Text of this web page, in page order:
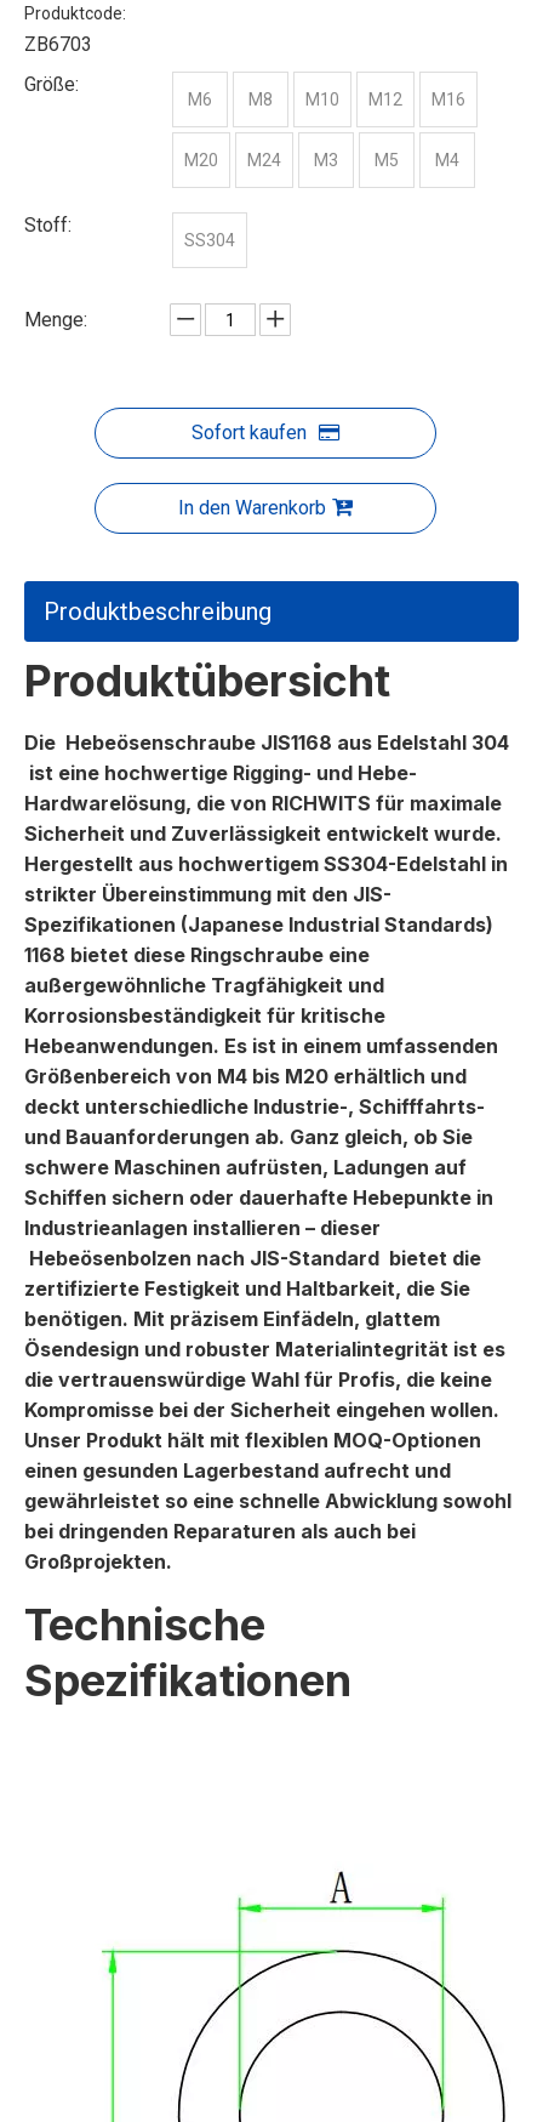
Produktcode:
ZB6703
Größe:
M6 M8 M10 M12 M16
M20 M24 M3 M5 M4
Stoff:
SS304
Menge:
Sofort kaufen
In den Warenkorb
Produktbeschreibung
Produktübersicht
Die Hebeösenschraube JIS1168 aus Edelstahl 304
ist eine hochwertige Rigging- und Hebe-
Hardwarelösung, die von RICHWITS für maximale
Sicherheit und Zuverlässigkeit entwickelt wurde.
Hergestellt aus hochwertigem SS304-Edelstahl in
strikter Übereinstimmung mit den JIS-
Spezifikationen (Japanese Industrial Standards)
1168 bietet diese Ringschraube eine
außergewöhnliche Tragfähigkeit und
Korrosionsbeständigkeit für kritische
Hebeanwendungen. Es ist in einem umfassenden
Größenbereich von M4 bis M20 erhältlich und
deckt unterschiedliche Industrie-, Schifffahrts-
und Bauanforderungen ab. Ganz gleich, ob Sie
schwere Maschinen aufrüsten, Ladungen auf
Schiffen sichern oder dauerhafte Hebepunkte in
Industrieanlagen installieren – dieser
Hebeösenbolzen nach JIS-Standard bietet die
zertifizierte Festigkeit und Haltbarkeit, die Sie
benötigen. Mit präzisem Einfädeln, glattem
Ösendesign und robuster Materialintegrität ist es
die vertrauenswürdige Wahl für Profis, die keine
Kompromisse bei der Sicherheit eingehen wollen.
Unser Produkt hält mit flexiblen MOQ-Optionen
einen gesunden Lagerbestand aufrecht und
gewährleistet so eine schnelle Abwicklung sowohl
bei dringenden Reparaturen als auch bei
Großprojekten.
Technische
Spezifikationen